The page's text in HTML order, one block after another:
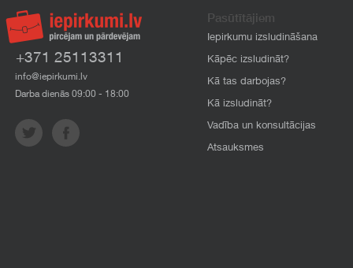
+371 25113311
info@iepirkumi.lv
Darba dienās 09:00 - 18:00
Pasūtītājiem
Iepirkumu izsludināšana
Kāpēc izsludināt?
Kā tas darbojas?
Kā izsludināt?
Vadība un konsultācijas
Atsauksmes